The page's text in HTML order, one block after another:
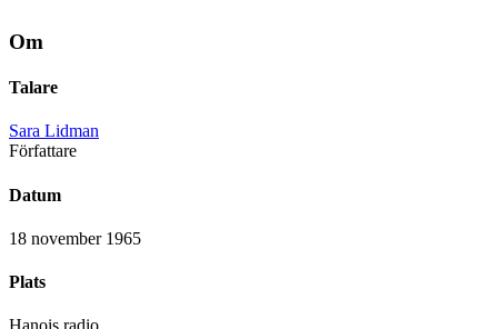
Om
Talare
Sara Lidman
Författare
Datum
18 november 1965
Plats